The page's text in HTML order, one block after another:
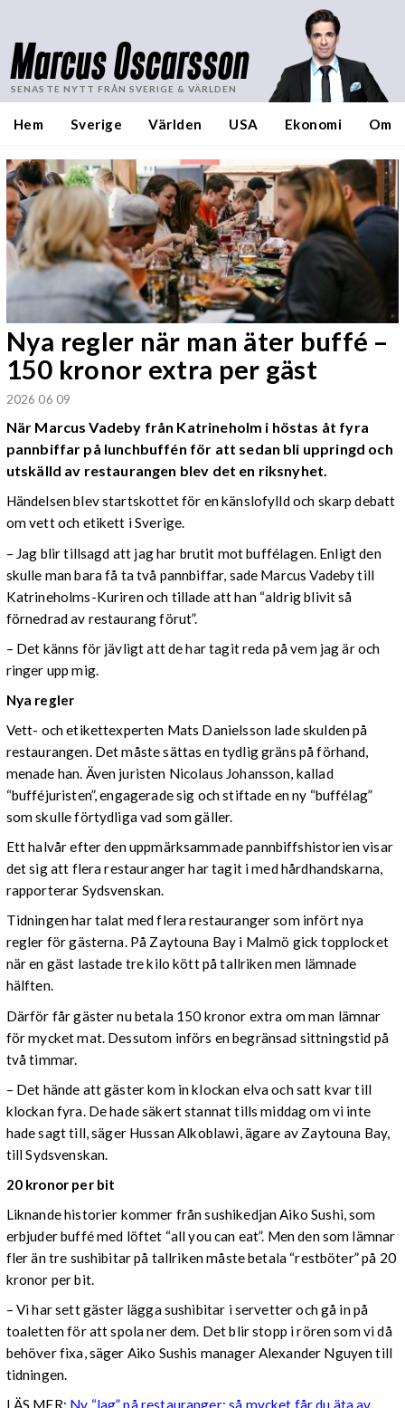
Marcus Oscarsson
SENASTE NYTT FRÅN SVERIGE & VÄRLDEN
Hem Sverige Världen USA Ekonomi Om
Nya regler när man äter buffé –
150 kronor extra per gäst
2026 06 09
När Marcus Vadeby från Katrineholm i höstas åt fyra
pannbiffar på lunchbuffén för att sedan bli uppringd och
utskälld av restaurangen blev det en riksnyhet.
Händelsen blev startskottet för en känslofylld och skarp debatt
om vett och etikett i Sverige.
– Jag blir tillsagd att jag har brutit mot buffélagen. Enligt den
skulle man bara få ta två pannbiffar, sade Marcus Vadeby till
Katrineholms-Kuriren och tillade att han “aldrig blivit så
förnedrad av restaurang förut”.
– Det känns för jävligt att de har tagit reda på vem jag är och
ringer upp mig.
Nya regler
Vett- och etikettexperten Mats Danielsson lade skulden på
restaurangen. Det måste sättas en tydlig gräns på förhand,
menade han. Även juristen Nicolaus Johansson, kallad
“bufféjuristen”, engagerade sig och stiftade en ny “buffélag”
som skulle förtydliga vad som gäller.
Ett halvår efter den uppmärksammade pannbiffshistorien visar
det sig att flera restauranger har tagit i med hårdhandskarna,
rapporterar Sydsvenskan.
Tidningen har talat med flera restauranger som infört nya
regler för gästerna. På Zaytouna Bay i Malmö gick topplocket
när en gäst lastade tre kilo kött på tallriken men lämnade
hälften.
Därför får gäster nu betala 150 kronor extra om man lämnar
för mycket mat. Dessutom införs en begränsad sittningstid på
två timmar.
– Det hände att gäster kom in klockan elva och satt kvar till
klockan fyra. De hade säkert stannat tills middag om vi inte
hade sagt till, säger Hussan Alkoblawi, ägare av Zaytouna Bay,
till Sydsvenskan.
20 kronor per bit
Liknande historier kommer från sushikedjan Aiko Sushi, som
erbjuder buffé med löftet “all you can eat”. Men den som lämnar
fler än tre sushibitar på tallriken måste betala “restböter” på 20
kronor per bit.
– Vi har sett gäster lägga sushibitar i servetter och gå in på
toaletten för att spola ner dem. Det blir stopp i rören som vi då
behöver fixa, säger Aiko Sushis manager Alexander Nguyen till
tidningen.